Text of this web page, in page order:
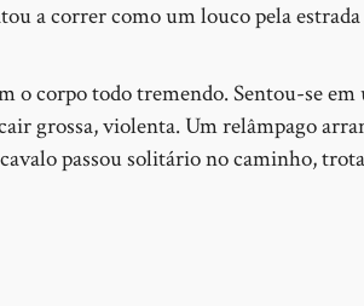
a correr como um louco pela
o corpo todo tremendo. Sentou-se
grossa, violenta. Um relâmpago
passou solitário no caminho,